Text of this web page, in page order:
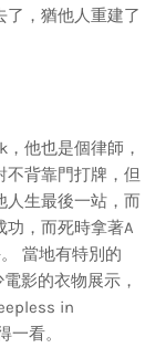
了，猶他人重建了
他也是個律師，
不背靠門打牌，但
人生最後一站，而
功，而死時拿著A
當地有特別的
影的衣物展示，
in
看。